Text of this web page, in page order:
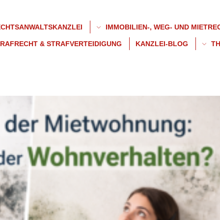
IMMOBILIEN-, WEG- UND
& STRAFVERTEIDIGUNG KANZLEI-BLOG